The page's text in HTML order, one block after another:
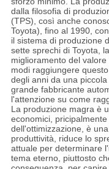
dalla filosofia di
(TPS), così anche
Toyota), fino al 1990,
il sistema di produzione
sette sprechi di Toyota,
miglioramento del
modi raggiungere
degli anni da una
grande fabbricante
l'attenzione su come
La produzione magra è
economici,
dell'ottimizzazione, è
produttività, riduce lo
attuale per determinare
tema eterno, piuttosto